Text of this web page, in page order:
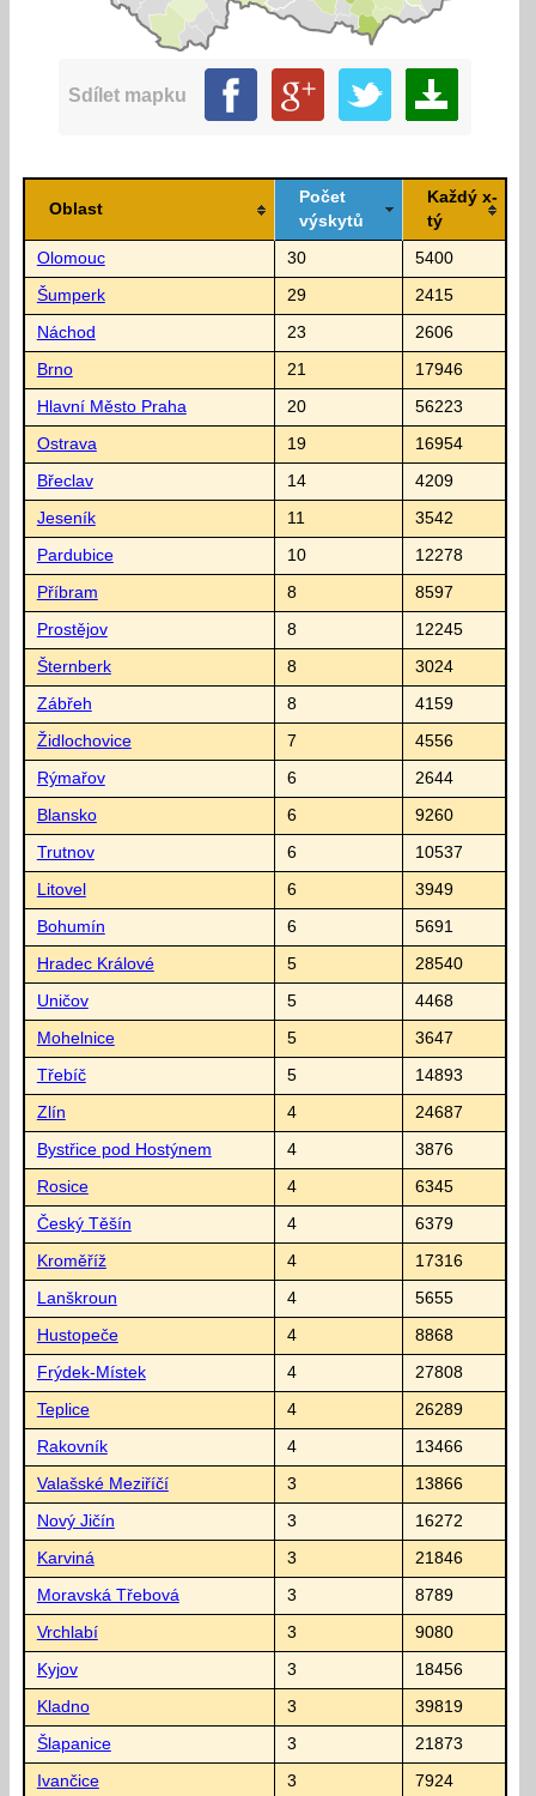
Sdílet mapku
Oblast
Počet
výskytů
Každý x-
tý
Olomouc 30 5400
Šumperk 29 2415
Náchod 23 2606
Brno 21 17946
Hlavní Město Praha 20 56223
Ostrava 19 16954
Břeclav 14 4209
Jeseník 11 3542
Pardubice 10 12278
Příbram 8 8597
Prostějov 8 12245
Šternberk 8 3024
Zábřeh 8 4159
Židlochovice 7 4556
Rýmařov 6 2644
Blansko 6 9260
Trutnov 6 10537
Litovel 6 3949
Bohumín 6 5691
Hradec Králové 5 28540
Uničov 5 4468
Mohelnice 5 3647
Třebíč 5 14893
Zlín 4 24687
Bystřice pod Hostýnem 4 3876
Rosice 4 6345
Český Těšín 4 6379
Kroměříž 4 17316
Lanškroun 4 5655
Hustopeče 4 8868
Frýdek-Místek 4 27808
Teplice 4 26289
Rakovník 4 13466
Valašské Meziříčí 3 13866
Nový Jičín 3 16272
Karviná 3 21846
Moravská Třebová 3 8789
Vrchlabí 3 9080
Kyjov 3 18456
Kladno 3 39819
Šlapanice 3 21873
Ivančice 3 7924